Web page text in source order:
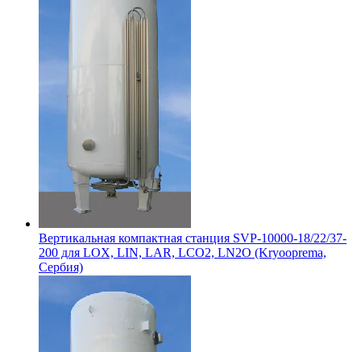
Вертикальная компактная станция SVP-10000-18/22/37-
200 для LOX, LIN, LAR, LCO2, LN2O (Kryooprema,
Сербия)